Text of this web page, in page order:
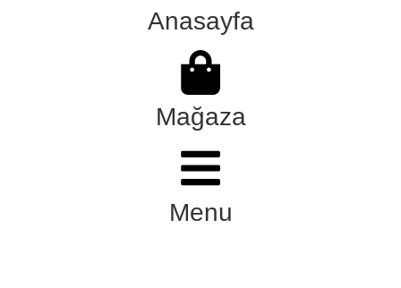
Anasayfa
Mağaza
Menu